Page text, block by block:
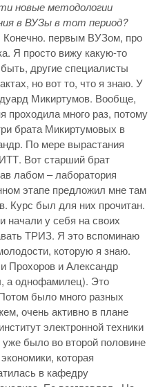
новые методологии
в ВУЗы в тот период?
первым ВУЗом, про
Я просто вижу какую-то
другие специалисты
но вот то, что я знаю. У
Микиртумов. Вообще,
много раз, потому
брата Микиртумовых в
По мере вырастания
Вот старший брат
лабом – лаборатория
этапе предложил мне там
Курс был для них прочитан.
начали у себя на своих
ТРИЗ. Я это вспоминаю
которую я знаю.
и Александр
а однофамилец). Это
было много разных
очень активно в плане
электронной техники
было во второй половине
которая
в кафедру